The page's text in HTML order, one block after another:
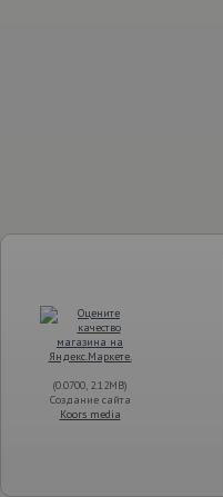
(0.0700, 2.12MB)
Создание сайта
Koors media